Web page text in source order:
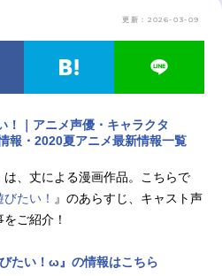
声優記事一覧
実写化映画一覧
更新：2026-03-09
！｜アニメ声優・キャラクタ
報・2020夏アニメ最新情報一覧
は、丈による漫画作品。こちらで
たい！ 』のあらすじ、キャスト声
ご紹介！
たい！ω』の情報はこちら